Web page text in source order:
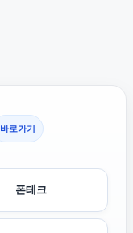
바로가기
폰테크